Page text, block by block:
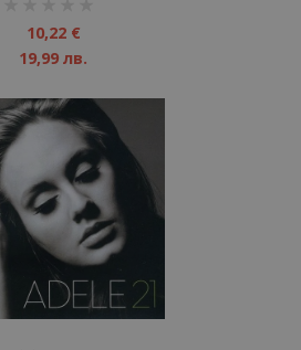
10,22 €
19,99 лв.